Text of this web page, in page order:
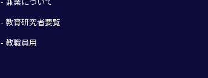
- 教育研究者要覧
- 教職員用